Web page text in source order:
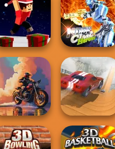
MX Offroad
Master
Grand Cyber City
Parkour Block
Xmas Special
Moon Clash
Heroes